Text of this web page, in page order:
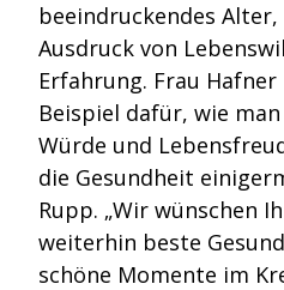
beeindruckendes
Ausdruck von
Erfahrung. Frau
Beispiel dafür, wie
Würde und
die Gesundheit
Rupp. „Wir wünschen
weiterhin beste
schöne Momente im